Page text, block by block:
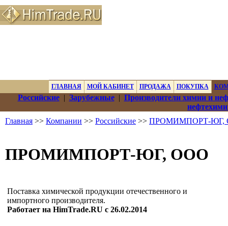
ГЛАВНАЯ МОЙ КАБИНЕТ ПРОДАЖА ПОКУПКА
Российские| Зарубежные| Производители химии и
Главная >> Компании >> Российские >> ПРОМИМПОРТ-ЮГ,
ПРОМИМПОРТ-ЮГ, ООО
Поставка химической продукции отечественного и
импортного производителя.
Работает на HimTrade.RU с 26.02.2014